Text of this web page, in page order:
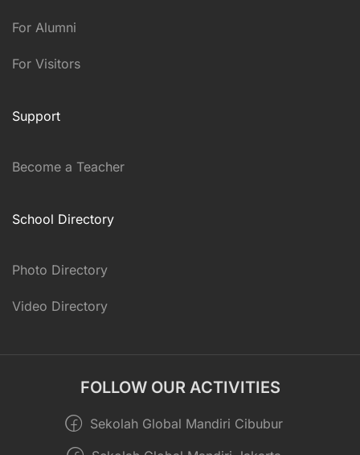
For Alumni
For Visitors
Support
Become a Teacher
School Directory
Photo Directory
Video Directory
FOLLOW OUR ACTIVITIES
Sekolah Global Mandiri Cibubur